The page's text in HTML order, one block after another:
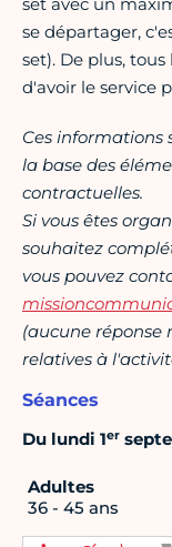
set avec un
se départager,
set). De plus,
d'avoir le service
Ces informations
la base des
contractuelles.
Si vous êtes
souhaitez
vous pouvez
(aucune réponse
relatives à
Séances
Du lundi 1er
Adultes
36 - 45 ans